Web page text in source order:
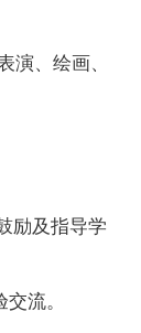
演、绘画、
励及指导学
流。